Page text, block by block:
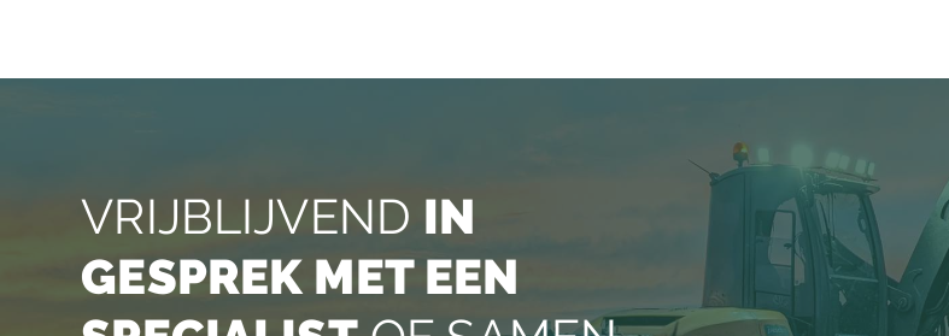
VRIJBLIJVEND IN
GESPREK MET EEN